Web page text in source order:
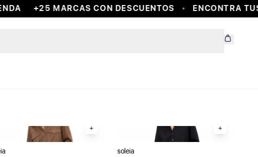
+25 MARCAS CON DESCUENTOS ENCONTRA TUS
+ +
soleia